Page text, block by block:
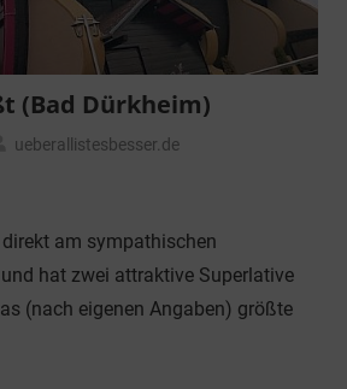
(Bad Dürkheim)
ueberallistesbesser.de
am sympathischen
hat zwei attraktive Superlative
(nach eigenen Angaben) größte